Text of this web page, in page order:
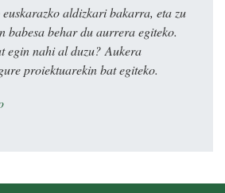
aldizkari bakarra, eta zu
babesa behar du aurrera egiteko.
egin nahi al duzu? Aukera
proiektuarekin bat egiteko.